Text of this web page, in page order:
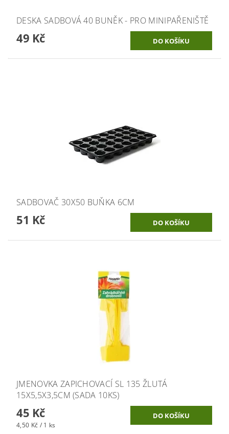
DESKA SADBOVÁ 40 BUNĚK - PRO MINIPAŘENIŠTĚ
49 Kč
SADBOVAČ 30X50 BUŇKA 6CM
51 Kč
JMENOVKA ZAPICHOVACÍ SL 135 ŽLUTÁ
15X5,5X3,5CM (SADA 10KS)
45 Kč
4,50 Kč / 1 ks